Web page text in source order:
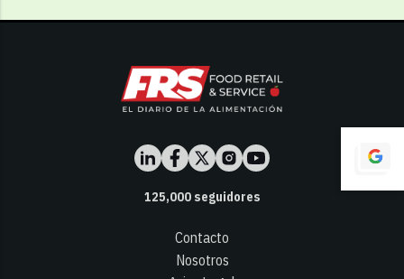
125,000seguidores
Contacto
Nosotros